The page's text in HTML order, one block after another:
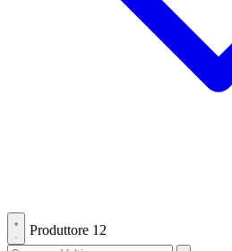
Produttore 12